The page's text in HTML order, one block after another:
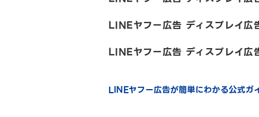
LINEヤフー広告 ディスプレイ広
LINEヤフー広告 ディスプレイ広
LINEヤフー広告が簡単にわかる公式ガ